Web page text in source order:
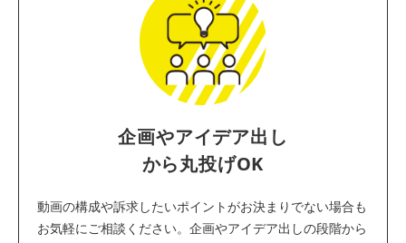
企画やアイデア出し
から丸投げOK
動画の構成や訴求したいポイントがお決まりでない場合も
お気軽にご相談ください。企画やアイデア出しの段階から